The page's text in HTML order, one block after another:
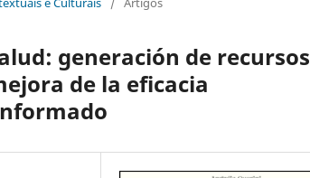
generación de recursos
de la eficacia